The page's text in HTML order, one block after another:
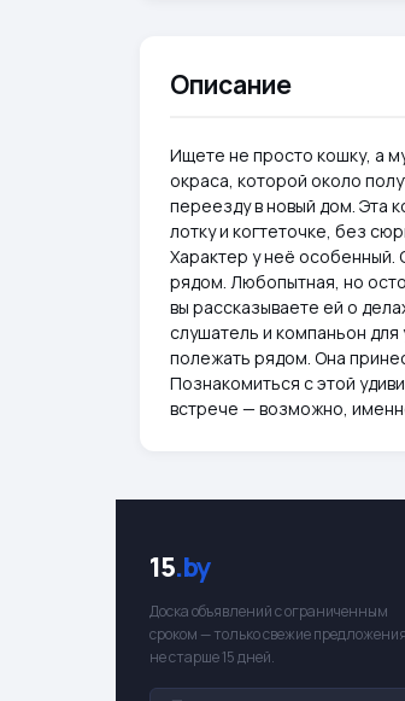
Описание
Ищете не просто кошку, а
окраса, которой около
переезду в новый дом. Эта
лотку и когтеточке, без
Характер у неё особенный.
рядом. Любопытная, но
вы рассказываете ей о
слушатель и компаньон
полежать рядом. Она
Познакомиться с этой
встрече — возможно,
15.by
Доска объявлений с ограниченным
сроком — только свежие
не старше 15 дней.